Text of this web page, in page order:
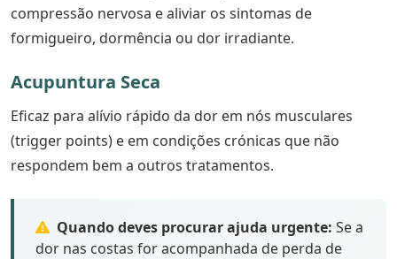
compressão nervosa e aliviar os sintomas de
formigueiro, dormência ou dor irradiante.
Acupuntura Seca
Eficaz para alívio rápido da dor em nós musculares
(trigger points) e em condições crónicas que não
respondem bem a outros tratamentos.
Quando deves procurar ajuda urgente: Se a
dor nas costas for acompanhada de perda de